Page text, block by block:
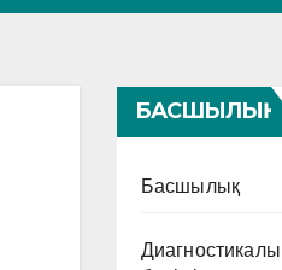
БАСШЫЛЫҚ
Басшылық